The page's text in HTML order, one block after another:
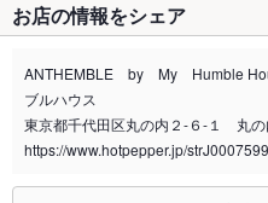
禁煙・喫煙
全席禁煙
喫煙専用室
※2020年4月1日～受動喫煙対策に関する法律
お店の情報をシェア
ANTHEMBLE by My Humble
ブルハウス
東京都千代田区丸の内２-６-１ 丸の
https://www.hotpepper.jp/